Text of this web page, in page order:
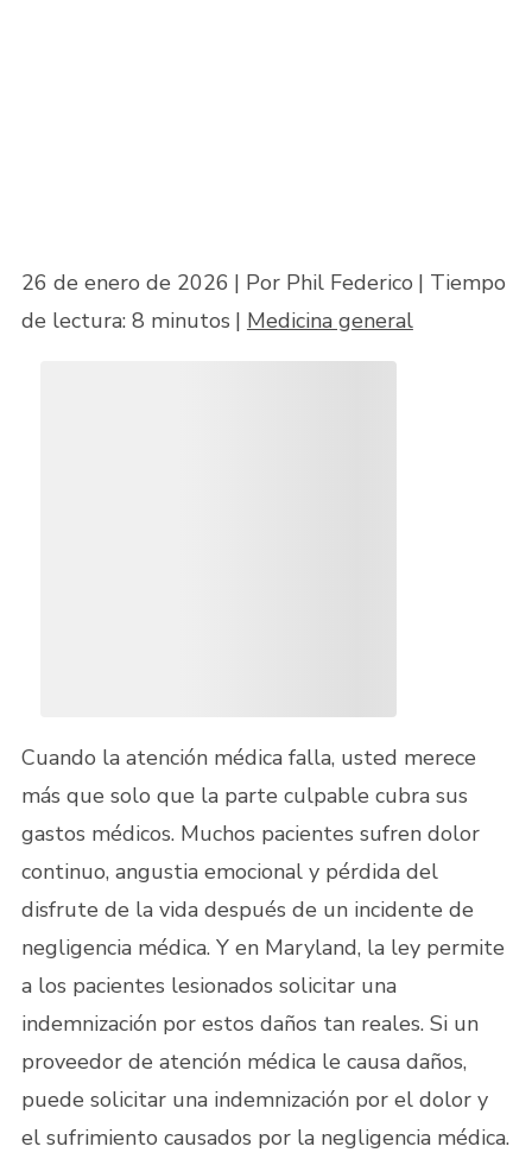
26 de enero de 2026 | Por Phil Federico | Tiempo
de lectura: 8 minutos | Medicina general
Cuando la atención médica falla, usted merece
más que solo que la parte culpable cubra sus
gastos médicos. Muchos pacientes sufren dolor
continuo, angustia emocional y pérdida del
disfrute de la vida después de un incidente de
negligencia médica. Y en Maryland, la ley permite
a los pacientes lesionados solicitar una
indemnización por estos daños tan reales. Si un
proveedor de atención médica le causa daños,
puede solicitar una indemnización por el dolor y
el sufrimiento causados por la negligencia médica.